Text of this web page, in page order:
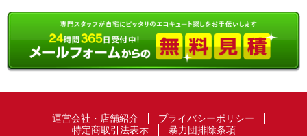
運営会社・店舗紹介
プライバシーポリシー
特定商取引法表示
暴力団排除条項